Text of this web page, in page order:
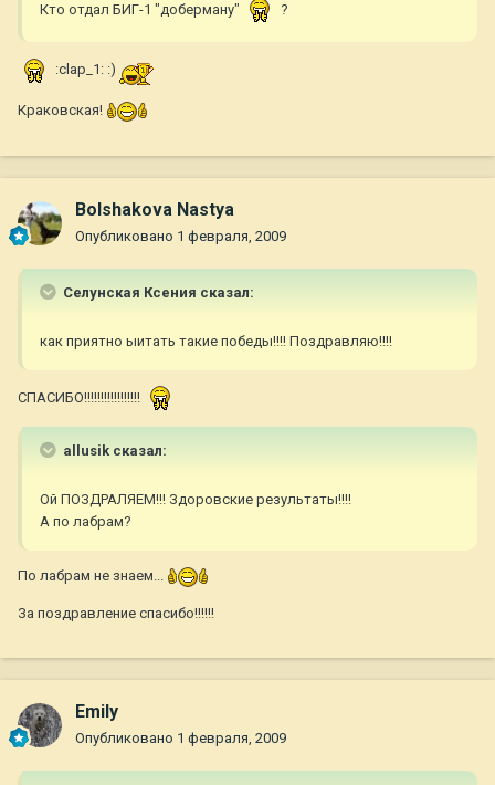
Кто отдал БИГ-1 "доберману" ?
:clap_1: :)
Краковская!
Bolshakova Nastya
Опубликовано 1 февраля, 2009
Селунская Ксения сказал:
как приятно ыитать такие победы!!!! Поздравляю!!!!
СПАСИБО!!!!!!!!!!!!!!!!!
allusik сказал:
Ой ПОЗДРАЛЯЕМ!!! Здоровские результаты!!!!
А по лабрам?
По лабрам не знаем...
За поздравление спасибо!!!!!!
Emily
Опубликовано 1 февраля, 2009